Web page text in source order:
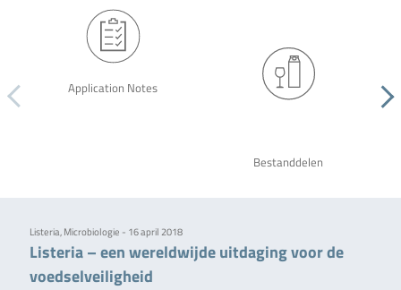
Application Notes
Bestanddelen
Listeria, Microbiologie - 16 april 2018
Listeria – een wereldwijde uitdaging voor de
voedselveiligheid